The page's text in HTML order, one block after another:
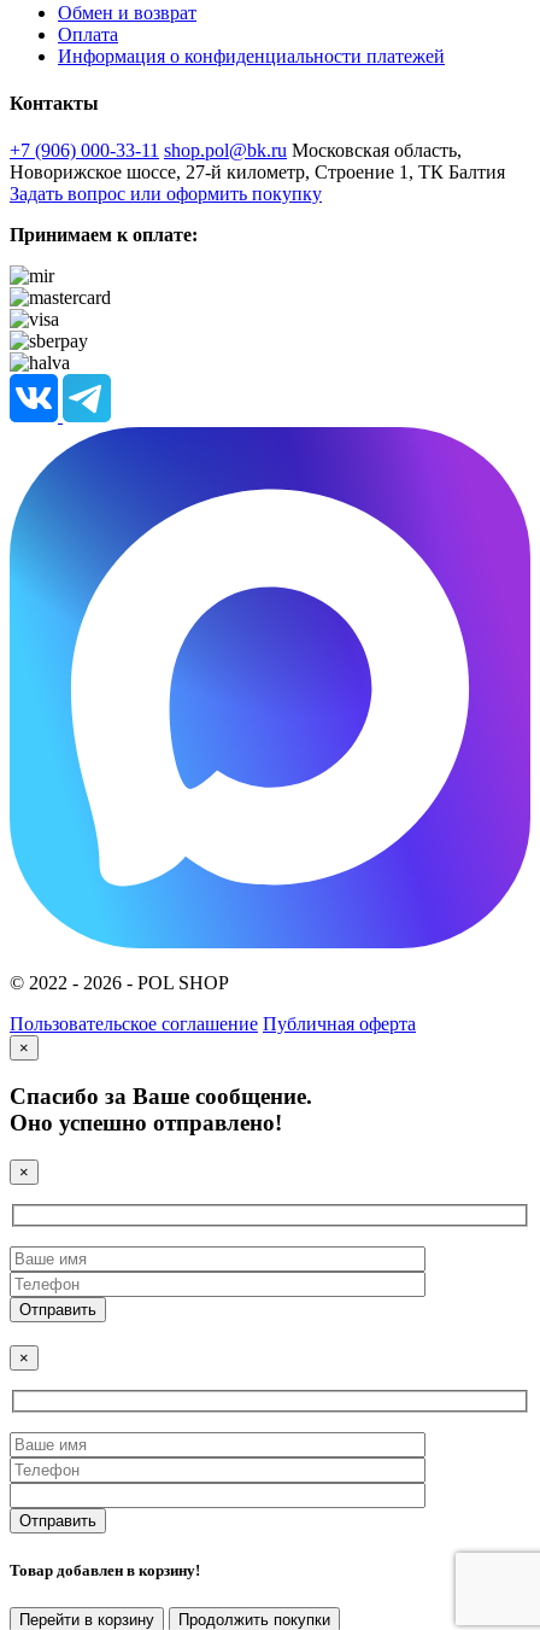
Обмен и возврат
Оплата
Информация о конфиденциальности платежей
Контакты
+7 (906) 000-33-11 shop.pol@bk.ru Московская область,
Новорижское шоссе, 27-й километр, Строение 1, ТК Балтия
Задать вопрос или оформить покупку
Принимаем к оплате:
© 2022 - 2026 - POL SHOP
Пользовательское соглашение Публичная оферта
×
Спасибо за Ваше сообщение.
Оно успешно отправлено!
×
×
Товар добавлен в корзину!
Перейти в корзину Продолжить покупки